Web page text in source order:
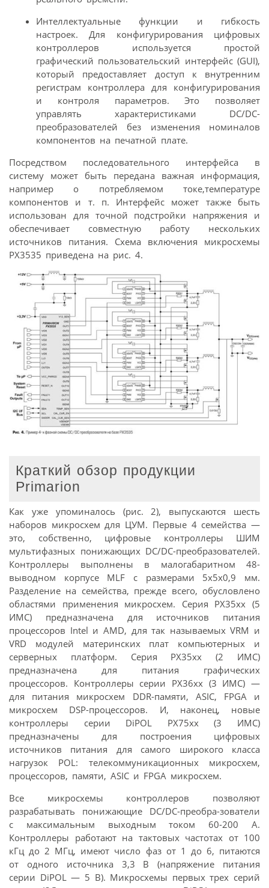
Интеллектуальные функции и гибкость
настроек. Для конфигурирования цифровых
контроллеров используется простой
графический пользовательский интерфейс (GUI),
который предоставляет доступ к внутренним
регистрам контроллера для конфигурирования
и контроля параметров. Это позволяет
управлять характеристиками DC/DC-
преобразователей без изменения номиналов
компонентов на печатной плате.
Посредством последовательного интерфейса в
систему может быть передана важная информация,
например о потребляемом токе,температуре
компонентов и т. п. Интерфейс может также быть
использован для точной подстройки напряжения и
обеспечивает совместную работу нескольких
источников питания. Схема включения микросхемы
PX3535 приведена на рис. 4.
Краткий обзор продукции
Primarion
Как уже упоминалось (рис. 2), выпускаются шесть
наборов микросхем для ЦУМ. Первые 4 семейства —
это, собственно, цифровые контроллеры ШИМ
мультифазных понижающих DC/DC-преобразователей.
Контроллеры выполнены в малогабаритном 48-
выводном корпусе MLF с размерами 5x5x0,9 мм.
Разделение на семейства, прежде всего, обусловлено
областями применения микросхем. Серия PX35хх (5
ИМС) предназначена для источников питания
процессоров Intel и AMD, для так называемых VRM и
VRD модулей материнских плат компьютерных и
серверных платформ. Серия PX35xx (2 ИМС)
предназначена для питания графических
процессоров. Контроллеры серии PX36хх (3 ИМС) —
для питания микросхем DDR-памяти, ASIC, FPGA и
микросхем DSP-процессоров. И, наконец, новые
контроллеры серии DiPOL PX75хх (3 ИМС)
предназначены для построения цифровых
источников питания для самого широкого класса
нагрузок POL: телекоммуникационных микросхем,
процессоров, памяти, ASIC и FPGA микросхем.
Все микросхемы контроллеров позволяют
разрабатывать понижающие DC/DC-преобра-зователи
с максимальным выходным током 60-200 А.
Контроллеры работают на тактовых частотах от 100
кГц до 2 МГц, имеют число фаз от 1 до 6, питаются
от одного источника 3,3 В (напряжение питания
серии DiPOL — 5 В). Микросхемы первых трех серий